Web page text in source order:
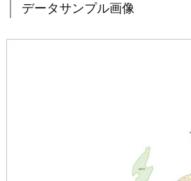
データサンプル画像